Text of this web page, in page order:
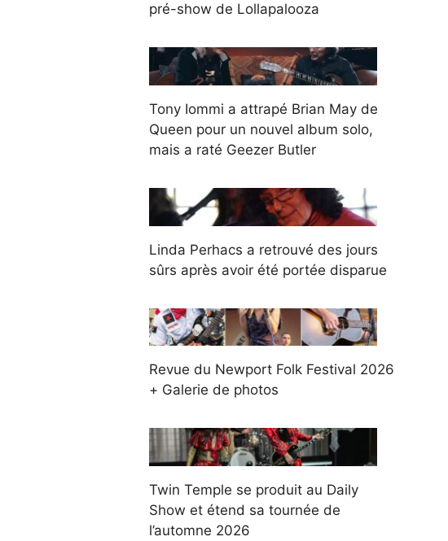
pré-show de Lollapalooza
Tony Iommi a attrapé Brian May de
Queen pour un nouvel album solo,
mais a raté Geezer Butler
Linda Perhacs a retrouvé des jours
sûrs après avoir été portée disparue
Revue du Newport Folk Festival 2026
+ Galerie de photos
Twin Temple se produit au Daily
Show et étend sa tournée de
l’automne 2026